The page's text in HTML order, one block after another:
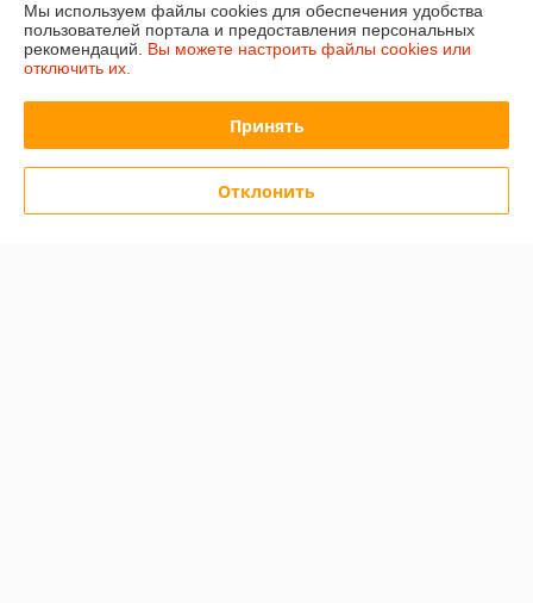
501 отзыва за всё время
Мы используем файлы cookies для обеспечения удобства
пользователей портала и предоставления персональных
рекомендаций. Вы можете настроить файлы cookies или
отключить их.
Принять
Отклонить